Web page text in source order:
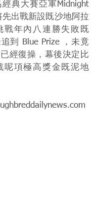
典大賽亞軍Midnight
先出戰新設既沙地阿拉
戰年內八連勝失敗既
到 Blue Prize ，未竟
經復操，幕後決定比
呢項極高獎金既泥地